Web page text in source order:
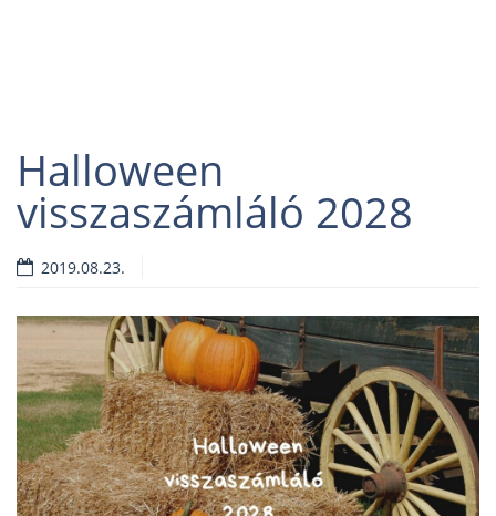
Halloween
visszaszámláló 2028
2019.08.23.